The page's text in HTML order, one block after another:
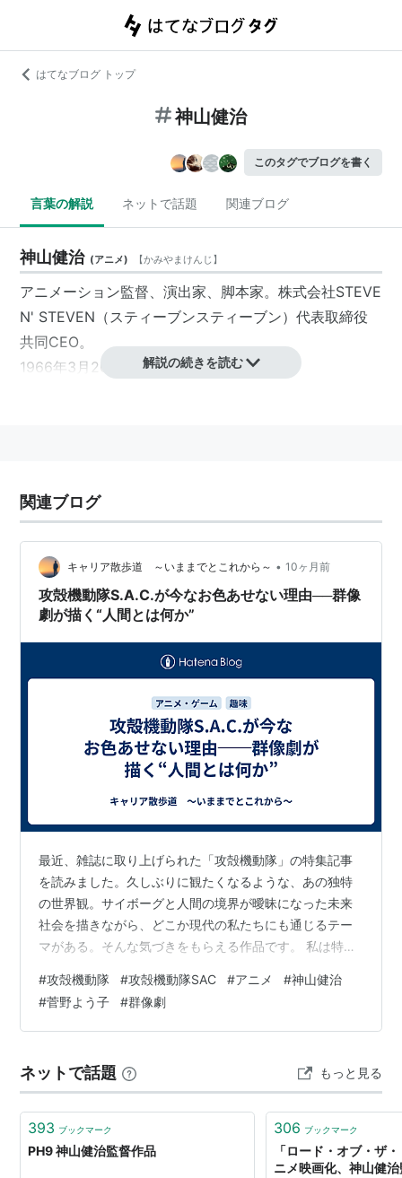
はてなブログ トップ
神山健治
このタグでブログを書く
言葉の解説 ネットで話題 関連ブログ
神山健治 (アニメ) 【かみやまけんじ 】
アニメーション監督、演出家、脚本家。株式会社STEVE
N' STEVEN（スティーブンスティーブン）代表取締役
共同CEO。
1966年3月20日生まれ、埼玉県出身。
能を発揮。美術出身の演出家として注目を集め、
Production I.Gの『人狼 JIN-ROH』で演出を務める。
2002年、押井守主宰の押井塾に参加、『ミニパト』で
初監督を務める。TVアニメでは『攻殻機動隊 STAND
ALONE COMPLEX』が初監督作品となり、同作とその
リーズ作品はいずれも高い評
攻殻機動隊 STAND ALONE COMPLEX（2002年）
監督・シリーズ構成・脚本・絵コンテ
ズ構成・脚本・絵コンテ
精霊の守り人（2007年）監督・脚本
東のエデン（2009年）原作・監督・脚本
アニメ映画
ミニパト（2002年）監督
Society（2006年）監督・脚本・絵コンテ
東のエデン 総集編 Air Communication（2009年）
原作・脚本・監督
東のエデン 劇場版I The King of Eden（2009年）原
作・脚本・監督
東のエデン 劇場版II Paradise Lost（2010年）原作・
脚本・監督
009 RE:CYBORG（2012年）監督・脚本
解説の続きを読む
関連ブログ
キャリア散歩道 ～いままでとこれから～ • 10ヶ月前
攻殻機動隊S.A.C.が今なお色あせない理由──群像
劇が描く“人間とは何か”
最近、雑誌に取り上げられた「攻殻機動隊」の特集記事
を読みました。久しぶりに観たくなるような、あの独特
の世界観。サイボーグと人間の境界が曖昧になった未来
社会を描きながら、どこか現代の私たちにも通じるテー
マがある。そんな気づきをもらえる作品です。 私は特に
リーズが好きです。公安9課という特殊部隊の活躍を描き
ながら、ひとつの事件の裏にある人間ドラマや社会構造
を丁寧に掘り下げていく。草薙素子、バトー、トグサと
持を抱えて動く姿に引き込まれます。 S.A.C.の面白さ
は、ただのSFアク…
#攻殻機動隊 #攻殻機動隊SAC #アニメ #神山健治
#菅野よう子 #群像劇
ネットで話題 もっと見る
393 ブックマーク
PH9 神山健治監督作品
306 ブックマーク
「ロード・オブ・ザ
ニメ映画化、神山健